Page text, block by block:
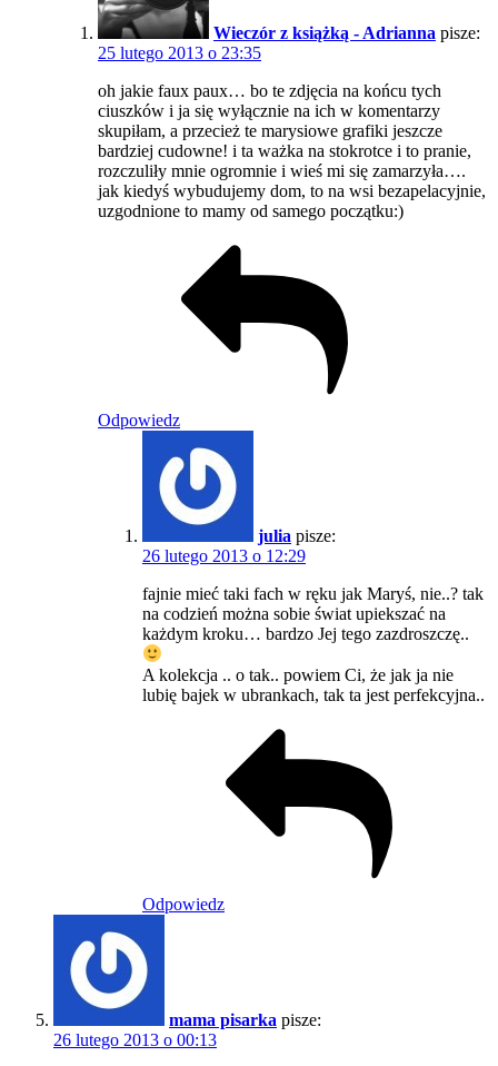
Wieczór z książką - Adrianna pisze:
25 lutego 2013 o 23:35
oh jakie faux paux… bo te zdjęcia na końcu tych
ciuszków i ja się wyłącznie na ich w komentarzy
skupiłam, a przecież te marysiowe grafiki jeszcze
bardziej cudowne! i ta ważka na stokrotce i to pranie,
rozczuliły mnie ogromnie i wieś mi się zamarzyła….
jak kiedyś wybudujemy dom, to na wsi bezapelacyjnie,
uzgodnione to mamy od samego początku:)
Odpowiedz
julia pisze:
26 lutego 2013 o 12:29
fajnie mieć taki fach w ręku jak Maryś, nie..? tak
na codzień można sobie świat upiekszać na
każdym kroku… bardzo Jej tego zazdroszczę..
A kolekcja .. o tak.. powiem Ci, że jak ja nie
lubię bajek w ubrankach, tak ta jest perfekcyjna..
Odpowiedz
mama pisarka pisze:
26 lutego 2013 o 00:13